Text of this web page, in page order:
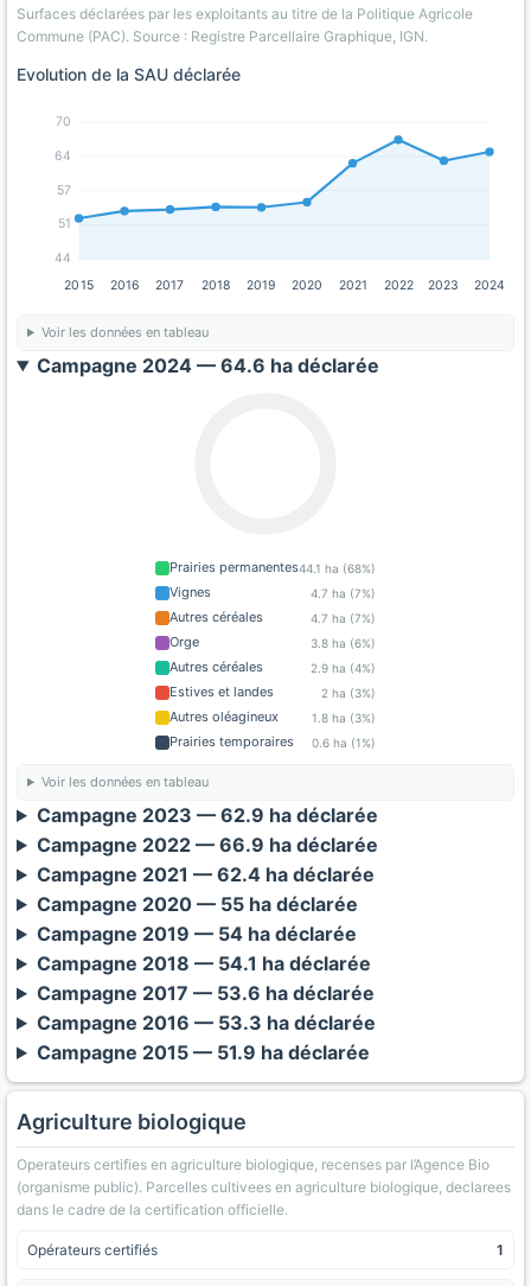
Surfaces déclarées par les exploitants au titre de la Politique Agricole
Commune (PAC). Source : Registre Parcellaire Graphique, IGN.
Evolution de la SAU déclarée
44
51
57
64
70
2015 2016 2017 2018 2019 2020 2021 2022 2023 2024
Voir les données en tableau
Campagne 2024 — 64.6 ha déclarée
Prairies permanentes44.1 ha (68%)
Vignes 4.7 ha (7%)
Autres céréales 4.7 ha (7%)
Orge 3.8 ha (6%)
Autres céréales 2.9 ha (4%)
Estives et landes 2 ha (3%)
Autres oléagineux 1.8 ha (3%)
Prairies temporaires 0.6 ha (1%)
Voir les données en tableau
Campagne 2023 — 62.9 ha déclarée
Campagne 2022 — 66.9 ha déclarée
Campagne 2021 — 62.4 ha déclarée
Campagne 2020 — 55 ha déclarée
Campagne 2019 — 54 ha déclarée
Campagne 2018 — 54.1 ha déclarée
Campagne 2017 — 53.6 ha déclarée
Campagne 2016 — 53.3 ha déclarée
Campagne 2015 — 51.9 ha déclarée
Agriculture biologique
Operateurs certifies en agriculture biologique, recenses par l’Agence Bio
(organisme public). Parcelles cultivees en agriculture biologique, declarees
dans le cadre de la certification officielle.
Opérateurs certifiés 1